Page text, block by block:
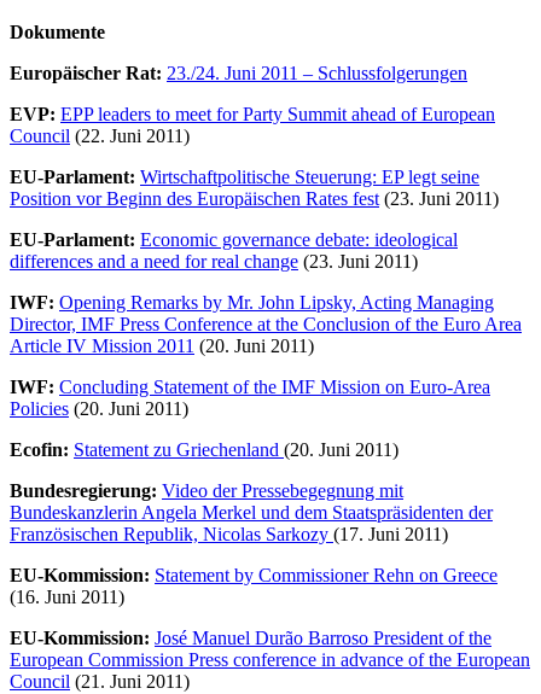
Dokumente
Europäischer Rat: 23./24. Juni 2011 – Schlussfolgerungen
EVP: EPP leaders to meet for Party Summit ahead of European
Council (22. Juni 2011)
EU-Parlament: Wirtschaftpolitische Steuerung: EP legt seine
Position vor Beginn des Europäischen Rates fest (23. Juni 2011)
EU-Parlament: Economic governance debate: ideological
differences and a need for real change (23. Juni 2011)
IWF: Opening Remarks by Mr. John Lipsky, Acting Managing
Director, IMF Press Conference at the Conclusion of the Euro Area
Article IV Mission 2011 (20. Juni 2011)
IWF: Concluding Statement of the IMF Mission on Euro-Area
Policies (20. Juni 2011)
Ecofin: Statement zu Griechenland (20. Juni 2011)
Bundesregierung: Video der Pressebegegnung mit
Bundeskanzlerin Angela Merkel und dem Staatspräsidenten der
Französischen Republik, Nicolas Sarkozy (17. Juni 2011)
EU-Kommission: Statement by Commissioner Rehn on Greece
(16. Juni 2011)
EU-Kommission: José Manuel Durão Barroso President of the
European Commission Press conference in advance of the European
Council (21. Juni 2011)